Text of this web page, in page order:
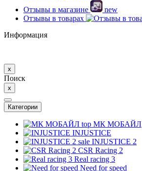
Отзывы в магазине
new
Отзывы в товарах
Информация
x
Поиск
x
Категории
top МК MОБAЙЛ
INJUSTICE
sale INJUSTICE 2
CSR Racing 2
Real racing 3
Need for speed